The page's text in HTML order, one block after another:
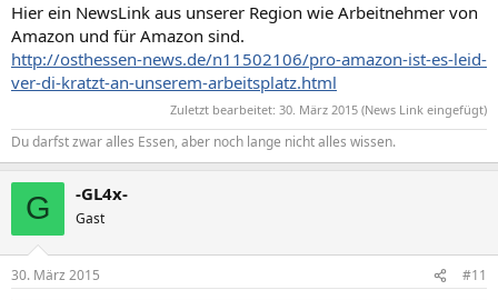
Hier ein NewsLink aus unserer Region wie Arbeitnehmer von
Amazon und für Amazon sind.
http://osthessen-news.de/n11502106/pro-amazon-ist-es-leid-
ver-di-kratzt-an-unserem-arbeitsplatz.html
Zuletzt bearbeitet: 30. März 2015 (News Link eingefügt)
Du darfst zwar alles Essen, aber noch lange nicht alles wissen.
G -GL4x-
Gast
30. März 2015 #11